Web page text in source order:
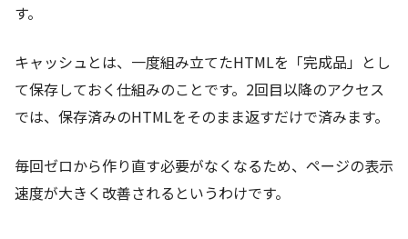
す。
キャッシュとは、一度組み立てたHTMLを「完成品」とし
て保存しておく仕組みのことです。2回目以降のアクセス
では、保存済みのHTMLをそのまま返すだけで済みます。
毎回ゼロから作り直す必要がなくなるため、ページの表示
速度が大きく改善されるというわけです。